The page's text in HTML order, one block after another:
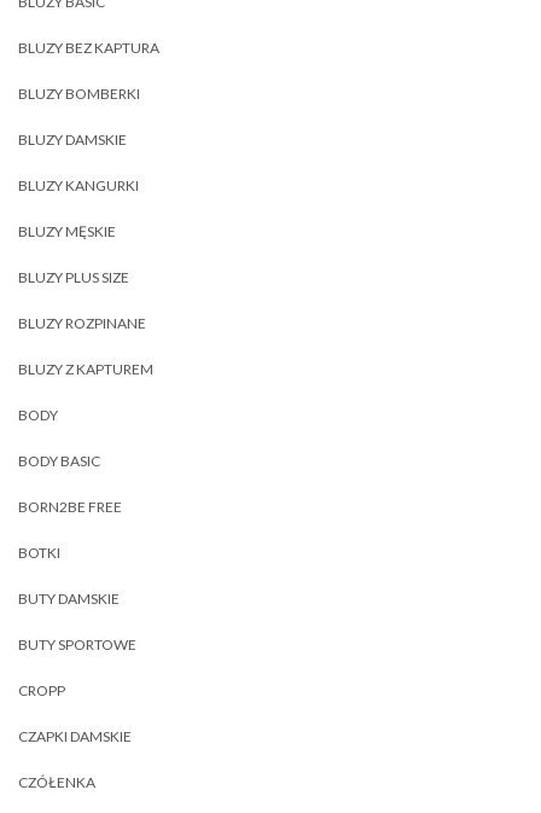
BLUZY BEZ KAPTURA
BLUZY BOMBERKI
BLUZY DAMSKIE
BLUZY KANGURKI
BLUZY MĘSKIE
BLUZY PLUS SIZE
BLUZY ROZPINANE
BLUZY Z KAPTUREM
BODY
BODY BASIC
BORN2BE FREE
BOTKI
BUTY DAMSKIE
BUTY SPORTOWE
CROPP
CZAPKI DAMSKIE
CZÓŁENKA